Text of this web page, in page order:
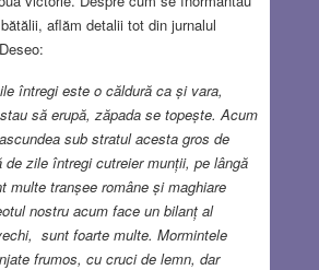
aflăm detalii tot din jurnalul
întregi este o căldură ca și vara,
să erupă, zăpada se topește. Acum
sub stratul acesta gros de
de zile întregi cutreier munții, pe lângă
multe tranșee române și maghiare
nostru acum face un bilanț al
sunt foarte multe. Mormintele
frumos, cu cruci de lemn, dar